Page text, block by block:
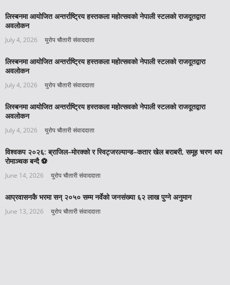
लिस्बनमा आयोजित अन्तर्राष्ट्रिय हस्तकला महोत्सवको नेपाली स्टलको राजदूतद्वारा
अवलोकन
July 4, 2026 युरोप चौतारी संवाददाता
लिस्बनमा आयोजित अन्तर्राष्ट्रिय हस्तकला महोत्सवको नेपाली स्टलको राजदूतद्वारा
अवलोकन
July 4, 2026 युरोप चौतारी संवाददाता
लिस्बनमा आयोजित अन्तर्राष्ट्रिय हस्तकला महोत्सवको नेपाली स्टलको राजदूतद्वारा
अवलोकन
July 4, 2026 युरोप चौतारी संवाददाता
विश्वकप २०२६: ब्राजिल–मोरक्को र स्विट्जरल्यान्ड–कतार खेल बराबरी, समूह चरण थप
रोमाञ्चक बन्दै ⚽️
June 14, 2026 युरोप चौतारी संवाददाता
आप्रवासनकै भरमा सन् २०५० सम्म नर्वेको जनसंख्या ६२ लाख पुग्ने अनुमान
June 13, 2026 युरोप चौतारी संवाददाता